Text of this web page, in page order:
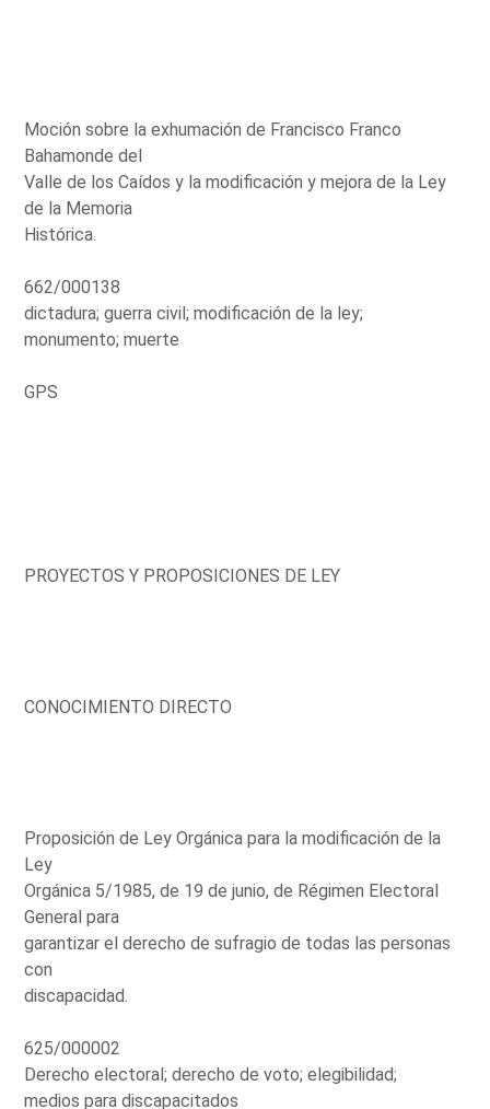
Moción sobre la exhumación de Francisco Franco
Bahamonde del
Valle de los Caídos y la modificación y mejora de la Ley
de la Memoria
Histórica.
662/000138
dictadura; guerra civil; modificación de la ley;
monumento; muerte
GPS
PROYECTOS Y PROPOSICIONES DE LEY
CONOCIMIENTO DIRECTO
Proposición de Ley Orgánica para la modificación de la
Ley
Orgánica 5/1985, de 19 de junio, de Régimen Electoral
General para
garantizar el derecho de sufragio de todas las personas
con
discapacidad.
625/000002
Derecho electoral; derecho de voto; elegibilidad;
medios para discapacitados